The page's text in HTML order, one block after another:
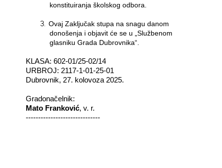
konstituiranja školskog odbora.
3. Ovaj Zaključak stupa na snagu danom
donošenja i objavit će se u „Službenom
glasniku Grada Dubrovnika“.
KLASA: 602-01/25-02/14
URBROJ: 2117-1-01-25-01
Dubrovnik, 27. kolovoza 2025.
Gradonačelnik:
Mato Franković, v. r.
------------------------------